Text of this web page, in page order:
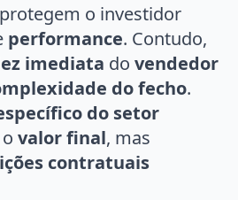
o investidor
performance. Contudo,
imediata do vendedor
do fecho.
do setor
valor final, mas
contratuais